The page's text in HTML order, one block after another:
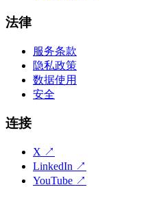
法律
服务条款
隐私政策
数据使用
安全
连接
X ↗
LinkedIn ↗
YouTube ↗